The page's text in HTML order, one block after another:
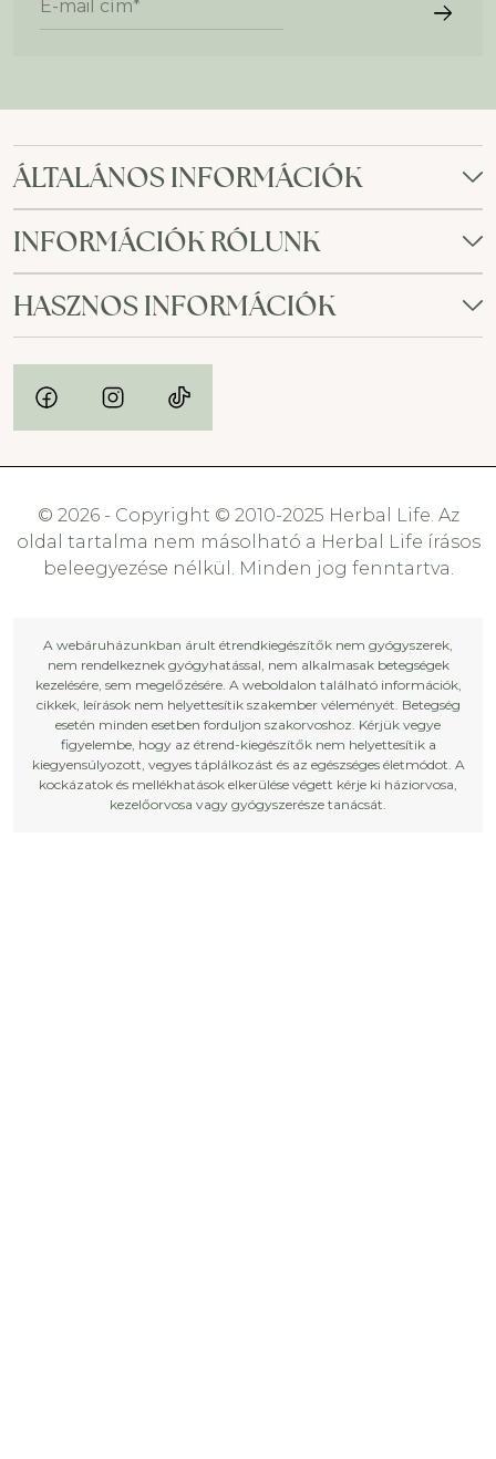
ÁLTALÁNOS INFORMÁCIÓK
INFORMÁCIÓK RÓLUNK
HASZNOS INFORMÁCIÓK
© 2026 - Copyright © 2010-2025 Herbal Life. Az
oldal tartalma nem másolható a Herbal Life írásos
beleegyezése nélkül. Minden jog fenntartva.
A webáruházunkban árult étrendkiegészítők nem gyógyszerek,
nem rendelkeznek gyógyhatással, nem alkalmasak betegségek
kezelésére, sem megelőzésére. A weboldalon található információk,
cikkek, leírások nem helyettesítik szakember véleményét. Betegség
esetén minden esetben forduljon szakorvoshoz. Kérjük vegye
figyelembe, hogy az étrend-kiegészítők nem helyettesítik a
kiegyensúlyozott, vegyes táplálkozást és az egészséges életmódot. A
kockázatok és mellékhatások elkerülése végett kérje ki háziorvosa,
kezelőorvosa vagy gyógyszerésze tanácsát.